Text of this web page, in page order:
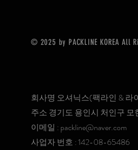
© 2025 by PACKLINE KOREA All
회사명 오셔닉스(팩라인 & 라
주소 경기도 용인시 처인구
이메일 : packline@naver.com
사업자 번호 : 142-08-65486